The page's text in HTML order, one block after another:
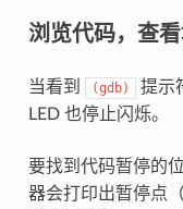
浏览代码，查
当看到 (gdb)
提示
LED 也停止闪烁。
要找到代码暂停的
器会打印出暂停点（